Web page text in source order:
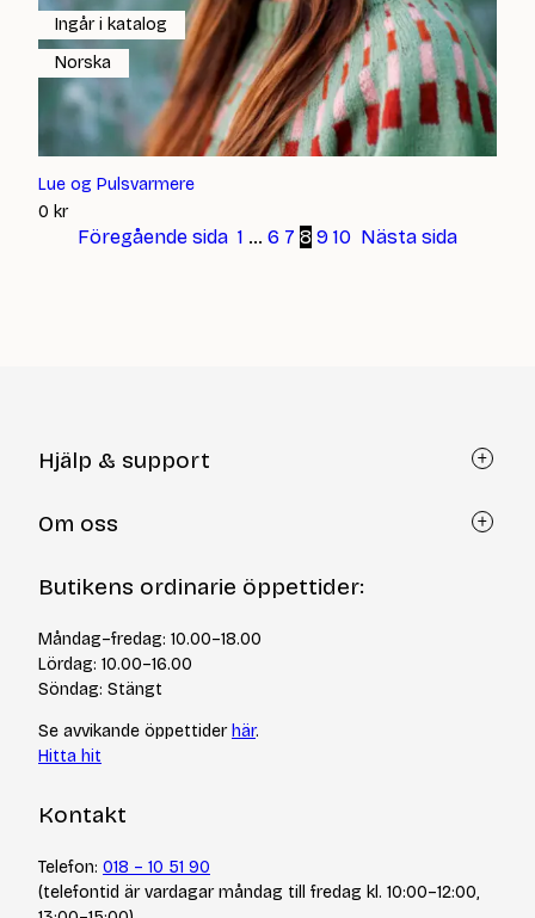
Lue og Pulsvarmere
0 kr
Ingår i katalog
Norska
Föregående sida 1 … 6 7 8 9 10 Nästa sida
Hjälp & support
Återköp via formulär
Frågor och svar
Cookiepolicy
Integritetspolicy
Om oss
Om Yllotyll
Kurser & events
Tips & tekniker
Varumärken
Jobba hos oss
Butikens ordinarie öppettider:
Måndag–fredag: 10.00–18.00
Lördag: 10.00–16.00
Söndag: Stängt
Se avvikande öppettider här.
Hitta hit
Kontakt
Telefon: 018 – 10 51 90
(telefontid är vardagar måndag till fredag kl. 10:00–12:00,